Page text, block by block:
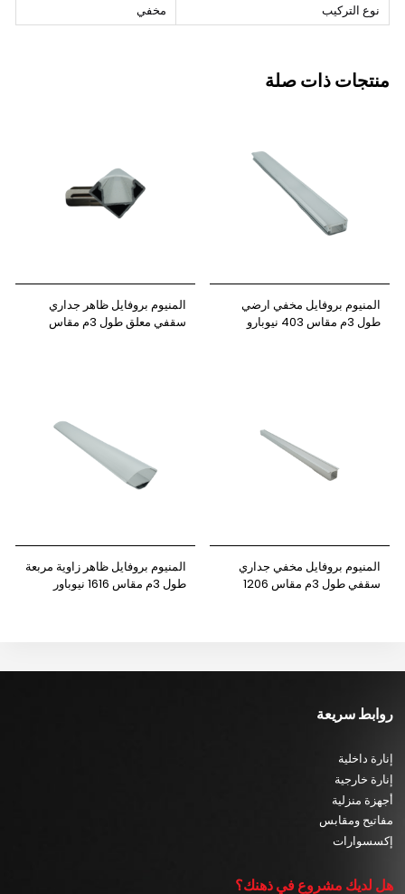
نوع التركيب
مخفي
منتجات ذات صلة
المنيوم بروفايل مخفي ارضي
طول 3م مقاس 403 نيوبارو
المنيوم بروفايل ظاهر جداري
سقفي معلق طول 3م مقاس
المنيوم بروفايل مخفي جداري
سقفي طول 3م مقاس 1206
المنيوم بروفايل ظاهر زاوية مربعة
طول 3م مقاس 1616 نيوباور
روابط سريعة
إنارة داخلية
إنارة خارجية
أجهزة منزلية
مفاتيح ومقابس
إكسسوارات
هل لديك مشروع في ذهنك؟